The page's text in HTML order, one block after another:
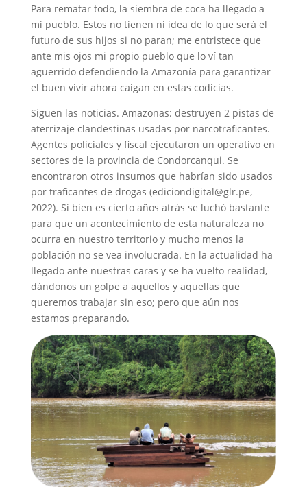
Para rematar todo, la siembra de coca ha llegado a
mi pueblo. Estos no tienen ni idea de lo que será el
futuro de sus hijos si no paran; me entristece que
ante mis ojos mi propio pueblo que lo ví tan
aguerrido defendiendo la Amazonía para garantizar
el buen vivir ahora caigan en estas codicias.
Siguen las noticias. Amazonas: destruyen 2 pistas de
aterrizaje clandestinas usadas por narcotraficantes.
Agentes policiales y fiscal ejecutaron un operativo en
sectores de la provincia de Condorcanqui. Se
encontraron otros insumos que habrían sido usados
por traficantes de drogas (ediciondigital@glr.pe,
2022). Si bien es cierto años atrás se luchó bastante
para que un acontecimiento de esta naturaleza no
ocurra en nuestro territorio y mucho menos la
población no se vea involucrada. En la actualidad ha
llegado ante nuestras caras y se ha vuelto realidad,
dándonos un golpe a aquellos y aquellas que
queremos trabajar sin eso; pero que aún nos
estamos preparando.